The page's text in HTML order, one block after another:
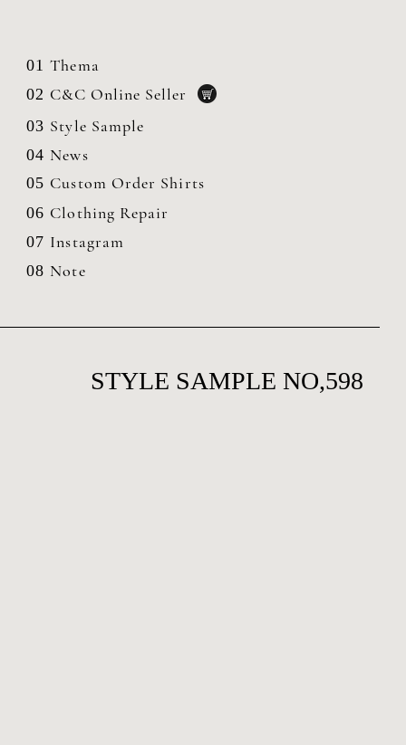
01 Thema
02 C&C Online Seller
03 Style Sample
04 News
05 Custom Order Shirts
06 Clothing Repair
07 Instagram
08 Note
STYLE SAMPLE NO,598